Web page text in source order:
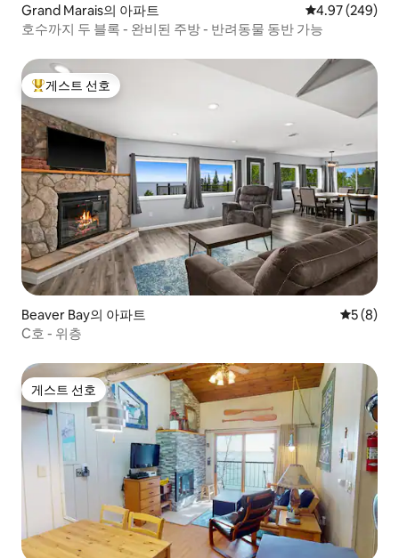
Grand Marais의 아파트 평점 4.97점(5
4.97 (249)
호수까지 두 블록 - 완비된 주방 - 반려동물 동반 가능
상위 게스트 선호
게스트 선호
Beaver Bay의 아파트 평점 5점
5 (8)
C호 - 위층
게스트 선호
게스트 선호